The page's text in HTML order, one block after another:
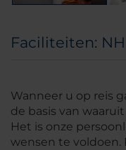
Faciliteiten:
Wanneer u op reis
de basis van
Het is onze
wensen te voldoen.